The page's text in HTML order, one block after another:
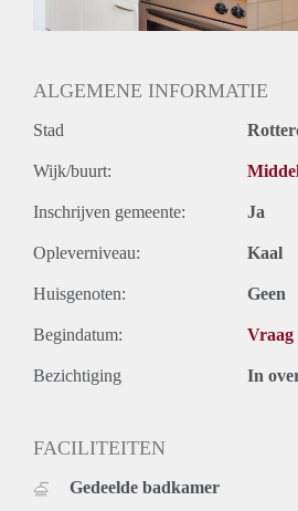
ALGEMENE INFORMATIE
Stad
Wijk/buurt:
Inschrijven gemeente: Ja
Opleverniveau: Kaal
Huisgenoten: Geen
Begindatum: Vraag
Bezichtiging In
FACILITEITEN
Gedeelde badkamer